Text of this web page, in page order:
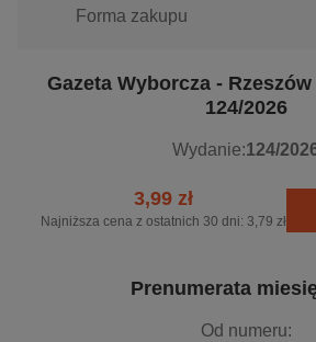
Forma zakupu
Gazeta Wyborcza -
124/2026
Wydanie:124/
3,99 zł
Najniższa cena z ostatnich 30 dni: 3,79 zł
Prenumerata
Od numeru: